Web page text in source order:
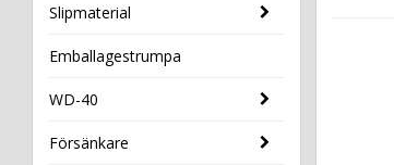
Slipmaterial
Emballagestrumpa
WD-40
Försänkare